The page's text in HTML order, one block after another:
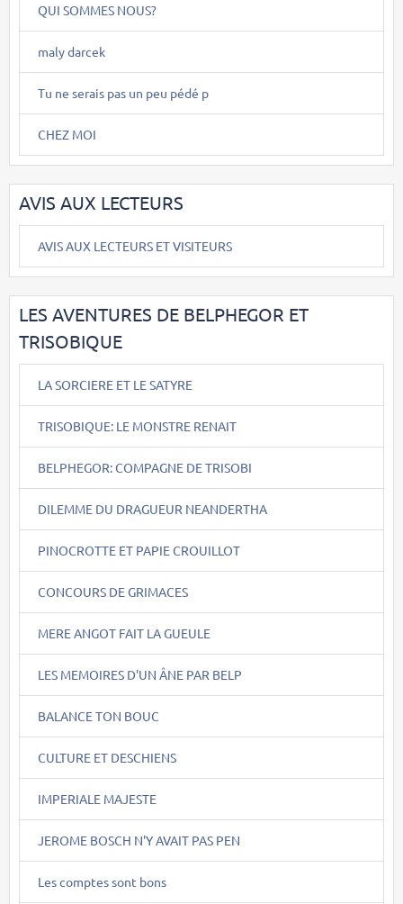
QUI SOMMES NOUS?
maly darcek
Tu ne serais pas un peu pédé p
CHEZ MOI
AVIS AUX LECTEURS
AVIS AUX LECTEURS ET VISITEURS
LES AVENTURES DE BELPHEGOR ET
TRISOBIQUE
LA SORCIERE ET LE SATYRE
TRISOBIQUE: LE MONSTRE RENAIT
BELPHEGOR: COMPAGNE DE TRISOBI
DILEMME DU DRAGUEUR NEANDERTHA
PINOCROTTE ET PAPIE CROUILLOT
CONCOURS DE GRIMACES
MERE ANGOT FAIT LA GUEULE
LES MEMOIRES D'UN ÂNE PAR BELP
BALANCE TON BOUC
CULTURE ET DESCHIENS
IMPERIALE MAJESTE
JEROME BOSCH N'Y AVAIT PAS PEN
Les comptes sont bons